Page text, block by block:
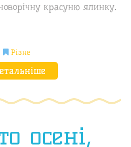
красуню ялинку.
Різне
осені,